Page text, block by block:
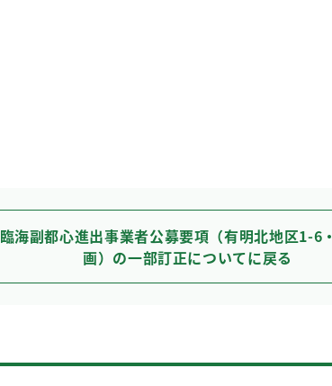
臨海副都心進出事業者公募要項（有明北地区1-6
画）の一部訂正についてに戻る